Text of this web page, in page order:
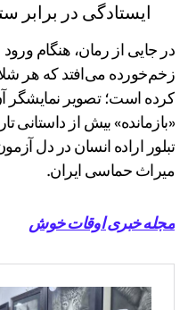
ایستادگی در برابر
در جایی از رمان، هنگام
زخم‌خورده می‌افتد که هر
کرده است؛ تصویر
«بازمانده» بیش از
تبلور اراده انسان در دل
میراث حماسی ایران.
مجله خبری اوقات خوش